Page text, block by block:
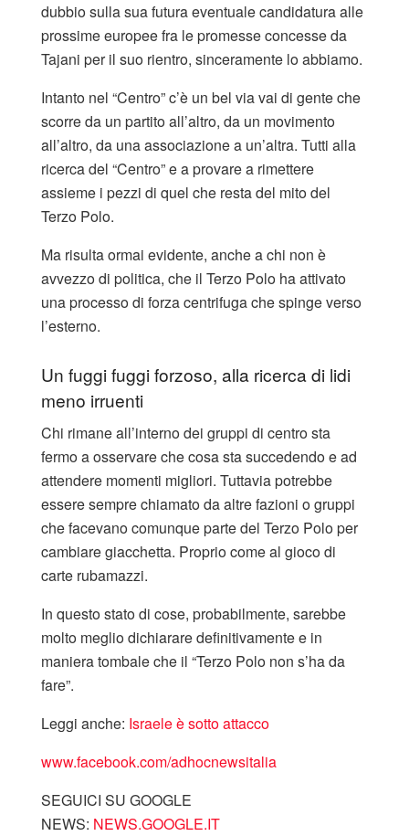
dubbio sulla sua futura eventuale candidatura alle
prossime europee fra le promesse concesse da
Tajani per il suo rientro, sinceramente lo abbiamo.
Intanto nel “Centro” c’è un bel via vai di gente che
scorre da un partito all’altro, da un movimento
all’altro, da una associazione a un’altra. Tutti alla
ricerca del “Centro” e a provare a rimettere
assieme i pezzi di quel che resta del mito del
Terzo Polo.
Ma risulta ormai evidente, anche a chi non è
avvezzo di politica, che il Terzo Polo ha attivato
una processo di forza centrifuga che spinge verso
l’esterno.
Un fuggi fuggi forzoso, alla ricerca di lidi
meno irruenti
Chi rimane all’interno dei gruppi di centro sta
fermo a osservare che cosa sta succedendo e ad
attendere momenti migliori. Tuttavia potrebbe
essere sempre chiamato da altre fazioni o gruppi
che facevano comunque parte del Terzo Polo per
cambiare giacchetta. Proprio come al gioco di
carte rubamazzi.
In questo stato di cose, probabilmente, sarebbe
molto meglio dichiarare definitivamente e in
maniera tombale che il “Terzo Polo non s’ha da
fare”.
Leggi anche: Israele è sotto attacco
www.facebook.com/adhocnewsitalia
SEGUICI SU GOOGLE
NEWS: NEWS.GOOGLE.IT